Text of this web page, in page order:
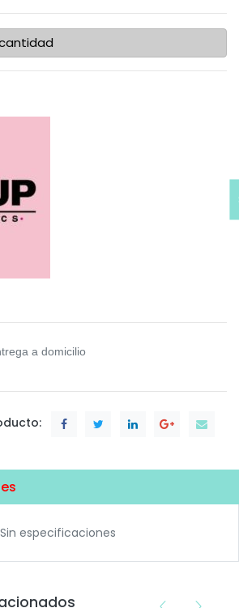
a domicilio
Sin especificaciones